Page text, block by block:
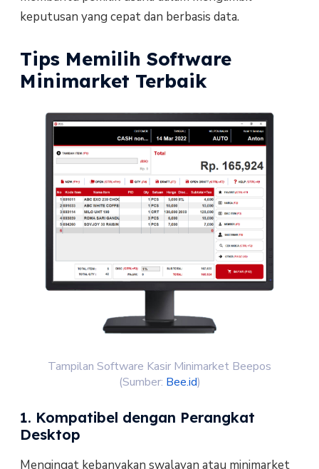
keputusan yang cepat dan berbasis data.
Tips Memilih Software
Minimarket Terbaik
Tampilan Software Kasir Minimarket Beepos
(Sumber: Bee.id)
1. Kompatibel dengan Perangkat
Desktop
Mengingat kebanyakan swalayan atau minimarket